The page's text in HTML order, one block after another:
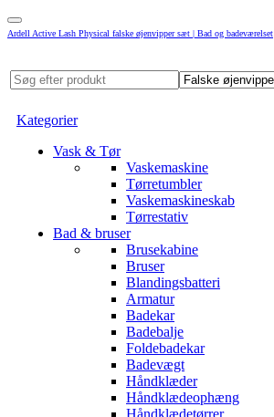
Ardell Active Lash Physical falske øjenvipper sæt | Bad og badeværelset
Kategorier
Vask & Tør
Vaskemaskine
Tørretumbler
Vaskemaskineskab
Tørrestativ
Bad & bruser
Brusekabine
Bruser
Blandingsbatteri
Armatur
Badekar
Badebalje
Foldebadekar
Badevægt
Håndklæder
Håndklædeophæng
Håndklædetørrer